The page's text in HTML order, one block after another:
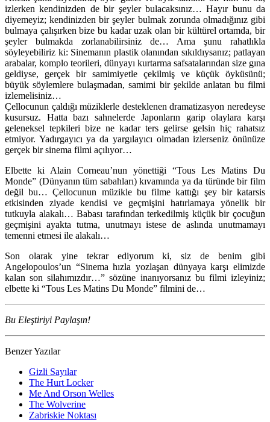
izlerken kendinizden de bir şeyler bulacaksınız… Hayır bunu da
diyemeyiz; kendinizden bir şeyler bulmak zorunda olmadığınız gibi
bulmaya çalışırken bize bu kadar uzak olan bir kültürel ortamda, bir
şeyler bulmakda zorlanabilirsiniz de… Ama şunu rahatlıkla
söyleyebiliriz ki: Sinemanın plastik olanından sıkıldıysanız; patlayan
arabalar, komplo teorileri, dünyayı kurtarma safsatalarından size gına
geldiyse, gerçek bir samimiyetle çekilmiş ve küçük öyküsünü;
büyük söylemlere bulaşmadan, samimi bir şekilde anlatan bu filmi
izlemelisiniz…
Çellocunun çaldığı müziklerle desteklenen dramatizasyon neredeyse
kusursuz. Hatta bazı sahnelerde Japonların garip olaylara karşı
geleneksel tepkileri bize ne kadar ters gelirse gelsin hiç rahatsız
etmiyor. Yadırgayıcı ya da yargılayıcı olmadan izlerseniz önünüze
gerçek bir sinema filmi açılıyor…
Elbette ki Alain Corneau’nun yönettiği “Tous Les Matins Du
Monde” (Dünyanın tüm sabahları) kıvamında ya da türünde bir film
değil bu… Çellocunun müzikle bu filme kattığı şey bir katarsis
etkisinden ziyade kendisi ve geçmişini hatırlamaya yönelik bir
tutkuyla alakalı… Babası tarafından terkedilmiş küçük bir çocuğun
geçmişini ayakta tutma, unutmayı istese de aslında unutmamayı
temenni etmesi ile alakalı…
Son olarak yine tekrar ediyorum ki, siz de benim gibi
Angelopoulos’un “Sinema hızla yozlaşan dünyaya karşı elimizde
kalan son silahımızdır…” sözüne inanıyorsanız bu filmi izleyiniz;
elbette ki “Tous Les Matins Du Monde” filmini de…
Bu Eleştiriyi Paylaşın!
Benzer Yazılar
Gizli Sayılar
The Hurt Locker
Me And Orson Welles
The Wolverine
Zabriskie Noktası